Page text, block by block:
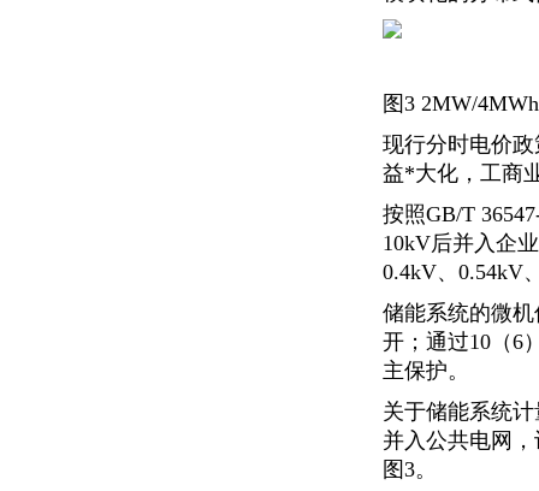
图3 2MW/
现行分时电价
益*大化，工商
按照GB/T
10kV后并入企
0.4kV、0.54kV
储能系统的微
开；通过10（6
主保护。
关于储能系统
并入公共电网
图3。